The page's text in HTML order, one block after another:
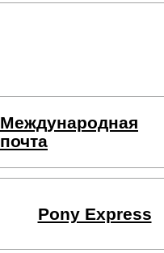
Международная
почта
Pony Express